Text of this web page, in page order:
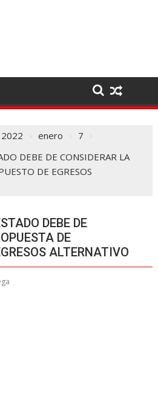
2022 enero
7
DEBE DE CONSIDERAR LA
DE EGRESOS
DEBE DE
DE
ALTERNATIVO